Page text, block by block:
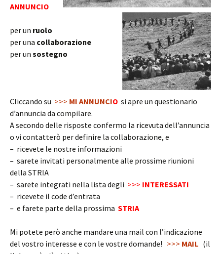
ANNUNCIO
per un ruolo
per una collaborazione
per un sostegno
Cliccando su >>> MI ANNUNCIO si apre un questionario
d’annuncia da compilare.
A secondo delle risposte confermo la ricevuta dell’annuncia
o vi contatterò per definire la collaborazione, e
– ricevete le nostre informazioni
– sarete invitati personalmente alle prossime riunioni
della STRIA
– sarete integrati nella lista degli >>> INTERESSATI
– ricevete il code d’entrata
– e farete parte della prossima STRIA
Mi potete però anche mandare una mail con l’indicazione
del vostro interesse e con le vostre domande! >>> MAIL (il